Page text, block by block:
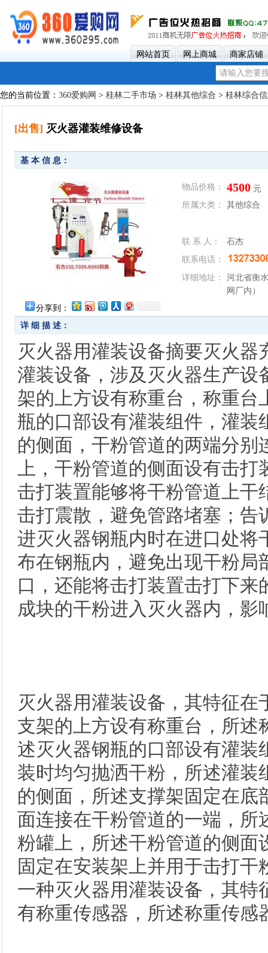
网站首页 网上商城 商家店铺
您的当前位置： 360爱购网 > 桂林二手市场 > 桂林其他综合 > 桂林综合
[出售] 灭火器灌装维修设备
基 本 信 息：
分享到：
物品价格： 4500元
所属大类：
其他综合
联 系 人：
石杰
联系电话：
详细地址：
河北省衡
网厂内）
详 细 描 述：
灭火器用灌装设备摘要灭火
灌装设备，涉及灭火器生产设
架的上方设有称重台，称重
瓶的口部设有灌装组件，灌装
的侧面，干粉管道的两端分别
上，干粉管道的侧面设有击打
击打装置能够将干粉管道上干
击打震散，避免管路堵塞；告
进灭火器钢瓶内时在进口处将
布在钢瓶内，避免出现干粉局
口，还能将击打装置击打下
成块的干粉进入灭火器内，影
灭火器用灌装设备，其特征
支架的上方设有称重台，所
述灭火器钢瓶的口部设有灌
装时均匀抛洒干粉，所述灌
的侧面，所述支撑架固定在
面连接在干粉管道的一端，
粉罐上，所述干粉管道的侧面
固定在安装架上并用于击打
一种灭火器用灌装设备，其
有称重传感器，所述称重传感